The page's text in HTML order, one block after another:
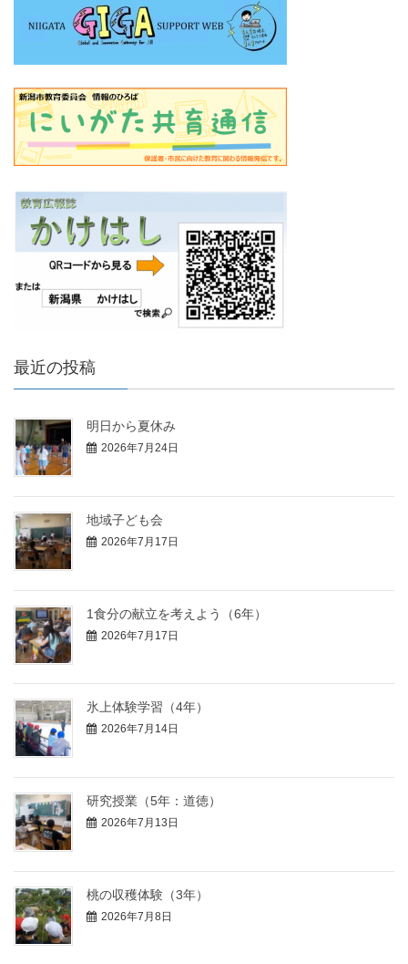
最近の投稿
明日から夏休み
2026年7月24日
地域子ども会
2026年7月17日
1食分の献立を考えよう（6年）
2026年7月17日
氷上体験学習（4年）
2026年7月14日
研究授業（5年：道徳）
2026年7月13日
桃の収穫体験（3年）
2026年7月8日